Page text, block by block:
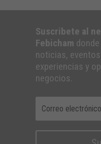
Suscribete al
Febicham
noticias,
experiencias y
negocios.